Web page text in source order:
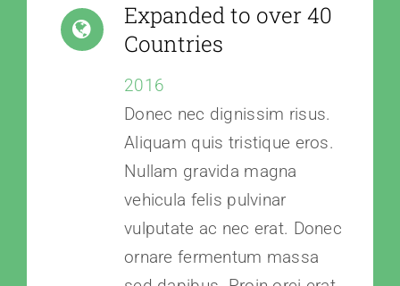
Expanded to over 40
Countries
2016
Donec nec dignissim risus.
Aliquam quis tristique eros.
Nullam gravida magna
vehicula felis pulvinar
vulputate ac nec erat. Donec
ornare fermentum massa